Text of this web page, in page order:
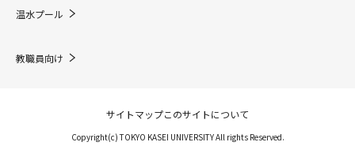
温水プール
教職員向け
サイトマップこのサイトについて
Copyright(c) TOKYO KASEI UNIVERSITY All rights Reserved.